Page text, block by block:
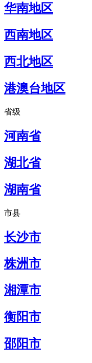
华南地区
西南地区
西北地区
港澳台地区
省级
河南省
湖北省
湖南省
市县
长沙市
株洲市
湘潭市
衡阳市
邵阳市